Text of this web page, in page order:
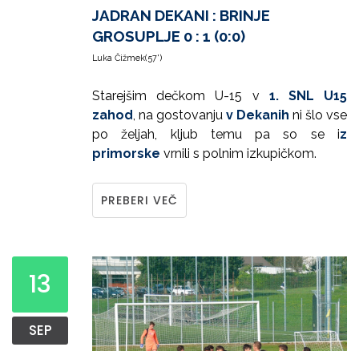
JADRAN DEKANI : BRINJE
GROSUPLJE 0 : 1 (0:0)
Luka Čižmek(57')
Starejšim dečkom U-15 v 1. SNL U15
zahod, na gostovanju v Dekanih ni šlo vse
po željah, kljub temu pa so se iz
primorske vrnili s polnim izkupičkom.
PREBERI VEČ
13
SEP